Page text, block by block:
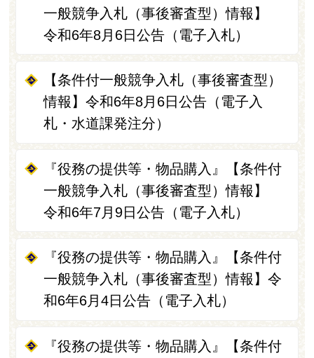
一般競争入札（事後審査型）情報】
令和6年8月6日公告（電子入札）
【条件付一般競争入札（事後審査型）
情報】令和6年8月6日公告（電子入
札・水道課発注分）
『役務の提供等・物品購入』【条件付
一般競争入札（事後審査型）情報】
令和6年7月9日公告（電子入札）
『役務の提供等・物品購入』【条件付
一般競争入札（事後審査型）情報】令
和6年6月4日公告（電子入札）
『役務の提供等・物品購入』【条件付